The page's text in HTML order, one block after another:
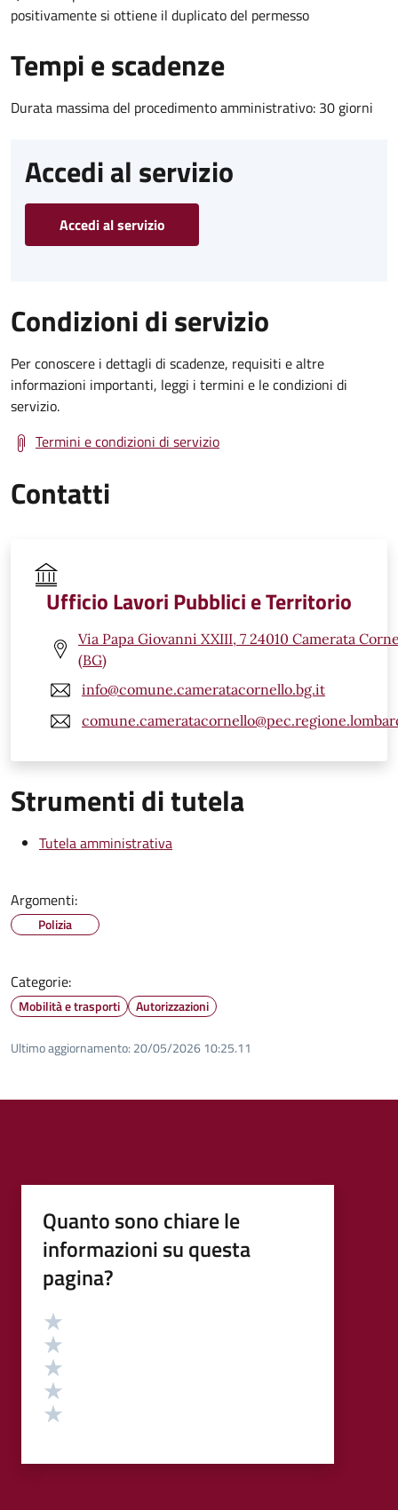
positivamente si ottiene il duplicato del permesso
Tempi e scadenze
Durata massima del procedimento amministrativo: 30 giorni
Accedi al servizio
Accedi al servizio
Condizioni di servizio
Per conoscere i dettagli di scadenze, requisiti e altre
informazioni importanti, leggi i termini e le condizioni di
servizio.
Termini e condizioni di servizio
Contatti
Ufficio Lavori Pubblici e Territorio
Via Papa Giovanni XXIII, 7 24010 Camerata
(BG)
info@comune.cameratacornello.bg.it
Strumenti di tutela
Tutela amministrativa
Argomenti:
Polizia
Categorie:
Mobilità e trasporti Autorizzazioni
Ultimo aggiornamento: 20/05/2026 10:25.11
Quanto sono chiare le
informazioni su questa
pagina?
Valutazione